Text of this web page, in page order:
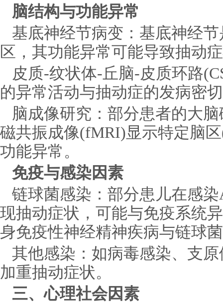
脑结构与功能异常
基底神经节病变：基底神经
区，其功能异常可能导致抽动
皮质-纹状体-丘脑-皮质环路
的异常活动与抽动症的发病密
脑成像研究：部分患者的大
磁共振成像(fMRI)显示特定脑
功能异常。
免疫与感染因素
链球菌感染：部分患儿在感
现抽动症状，可能与免疫系统
身免疫性神经精神疾病与链球
其他感染：如病毒感染、支
加重抽动症状。
三、心理社会因素